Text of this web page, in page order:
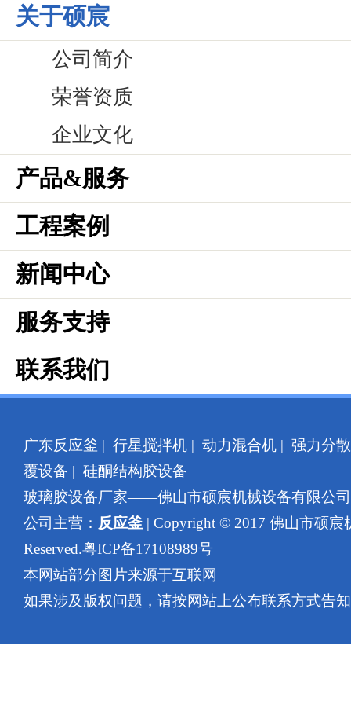
关于硕宸
公司简介
荣誉资质
企业文化
产品&服务
工程案例
新闻中心
服务支持
联系我们
广东反应釜 | 行星搅拌机 | 动力混合机 | 强力分
覆设备 | 硅酮结构胶设备
玻璃胶设备厂家——佛山市硕宸机械设备有限公
公司主营： 反应釜 | Copyright © 2017 佛山市硕
Reserved.粤ICP备17108989号
本网站部分图片来源于互联网
如果涉及版权问题，请按网站上公布联系方式告